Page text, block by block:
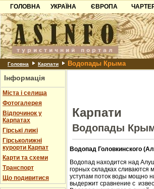
ГОЛОВНА
УКРАЇНА
Карпати
Азов
Причорноморря
Шацьк
ЄВРОПА
Чорногорія
Хорватія
Болгарія
Албанія
Головна Карпати Водопады Крыма
Інформація
Міста і селища
Фотогалерея
Відпочинок у
Карпатах
Гірські лижі
Гірськолижні
курорти Карпат
Карти та схеми
Транспорт
Що подивитися
Карпати
Водопады
Водопад Головкинского
Водопад находится над
горных складках
уступам поток воды мощно
выдержит сравнение с